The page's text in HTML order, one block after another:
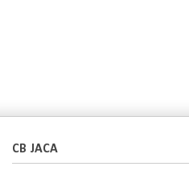
CB JACA